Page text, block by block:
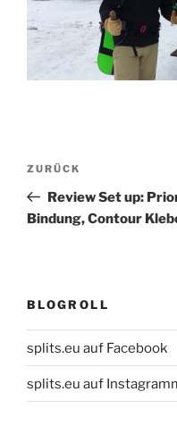
Beitragsnavigation
Vorheriger
Beitrag
ZURÜCK
Review Set up:
Bindung, Contour
BLOGROLL
splits.eu auf Facebook
splits.eu auf